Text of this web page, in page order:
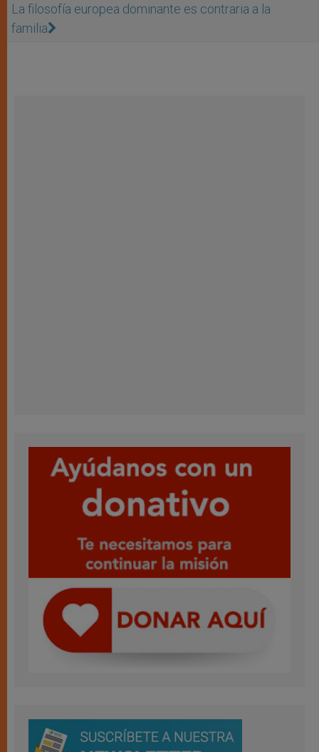
La filosofía europea dominante es contraria a la
familia